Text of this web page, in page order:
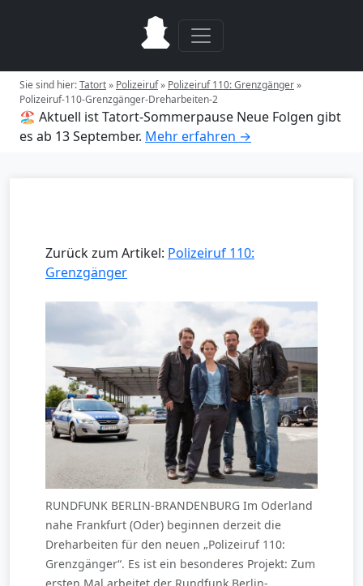
Sie sind hier:Tatort» Polizeiruf» Polizeiruf 110: Grenzgänger»
Polizeiruf-110-Grenzgänger-Dreharbeiten-2
🏖️ Aktuell ist Tatort-Sommerpause Neue Folgen gibt
es ab 13 September. Mehr erfahren →
Zurück zum Artikel: Polizeiruf 110:
Grenzgänger
RUNDFUNK BERLIN-BRANDENBURG Im Oderland
nahe Frankfurt (Oder) beginnen derzeit die
Dreharbeiten für den neuen „Polizeiruf 110:
Grenzgänger“. Es ist ein besonderes Projekt: Zum